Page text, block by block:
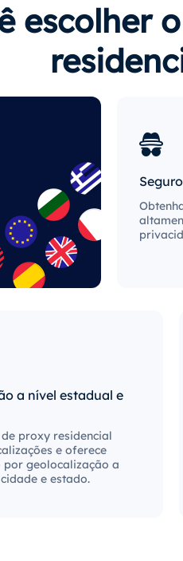
escolher
a nível estadual e
proxy residencial
e oferece
por geolocalização a
e estado.